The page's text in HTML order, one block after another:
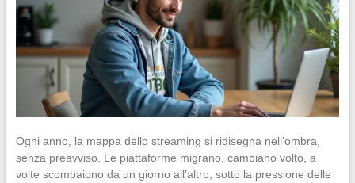
Ogni anno, la mappa dello streaming si ridisegna nell’ombra,
senza preavviso. Le piattaforme migrano, cambiano volto, a
volte scompaiono da un giorno all’altro, sotto la pressione delle